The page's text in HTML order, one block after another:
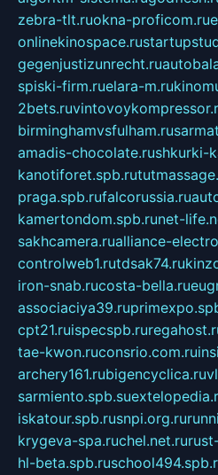
zebra-tlt.ruokna-proficom.ru
onlinekinospace.ru
gegenjustizunrecht.ru
spiski-firm.ruelara-m.ru
2bets.ru
birminghamvsfulham.ru
amadis-chocolate.rushkurki-
kanotiforet.spb.ru
praga.spb.rufalcorussia.ru
kamertondom.spb.runet-
sakhcamera.rualliance-
controlweb1.rutdsak74.ru
iron-snab.rucosta-bella.ru
associaciya39.ru
cpt21.ruispecspb.ru
tae-kwon.ruconsrio.com.ru
archery161.rubigencyclica.ru
sarmiento.spb.su
iskatour.spb.rusnpi.org.ru
krygeva-spa.ruchel.net.ru
hl-beta.spb.ru